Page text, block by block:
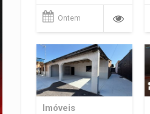
Ontem
Imóveis